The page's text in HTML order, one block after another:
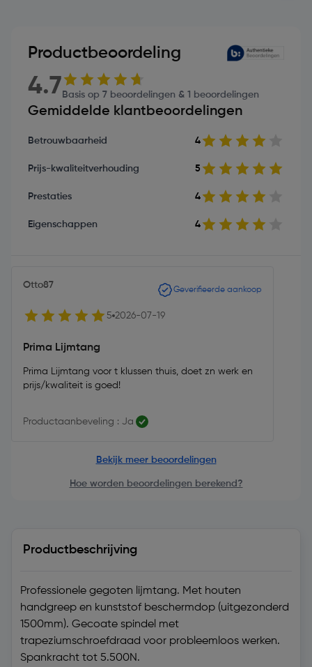
Productbeoordeling
4.7 Basis op 7 beoordelingen & 1 beoordelingen
Gemiddelde klantbeoordelingen
Betrouwbaarheid 4
Prijs-kwaliteitverhouding 5
Prestaties 4
Eigenschappen 4
Otto87 Geverifieerde aankoop
5 2026-07-19
Prima Lijmtang
Prima Lijmtang voor t klussen thuis, doet zn werk en
prijs/kwaliteit is goed!
Productaanbeveling : Ja
Bekijk meer beoordelingen
Hoe worden beoordelingen berekend?
Productbeschrijving
Professionele gegoten lijmtang. Met houten
handgreep en kunststof beschermdop (uitgezonderd
1500mm). Gecoate spindel met
trapeziumschroefdraad voor probleemloos werken.
Spankracht tot 5.500N.